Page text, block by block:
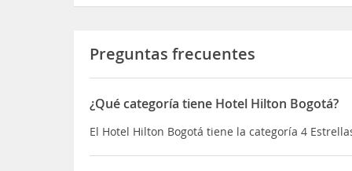
Preguntas frecuentes
¿Qué categoría tiene Hotel Hilton Bogotá?
El Hotel Hilton Bogotá tiene la categoría 4